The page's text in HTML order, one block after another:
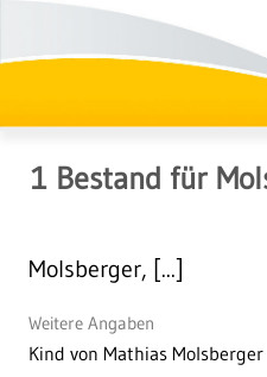
1 Bestand für
Molsberger, [...]
Weitere Angaben
Kind von Mathias Molsberger